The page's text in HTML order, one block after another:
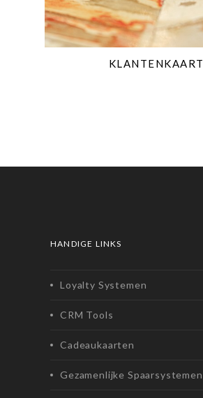
KLANTENKAART
HANDIGE LINKS
Loyalty Systemen
CRM Tools
Cadeaukaarten
Gezamenlijke Spaarsystemen